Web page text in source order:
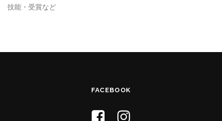
技能・受賞など
FACEBOOK